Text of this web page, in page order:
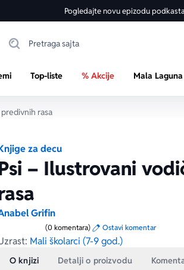
Pogledajte novu epizodu
Top-liste % Akcije Mala Laguna
rasa
za decu
– Ilustrovani
Grifin
(0 komentara) Ostavi komentar
Mali školarci (7-9 god.)
O knjizi Detalji o proizvodu